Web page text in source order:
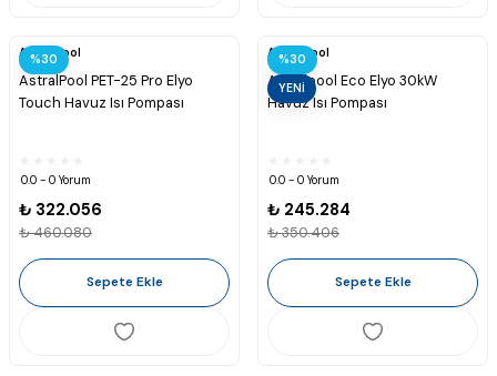
%30
Astralpool
AstralPool PET-25 Pro Elyo
Touch Havuz Isı Pompası
0.0 - 0 Yorum
₺ 322.056
₺ 460.080
Sepete Ekle
%30
YENİ
Astralpool
Astralpool Eco Elyo 30kW
Havuz Isı Pompası
0.0 - 0 Yorum
₺ 245.284
₺ 350.406
Sepete Ekle